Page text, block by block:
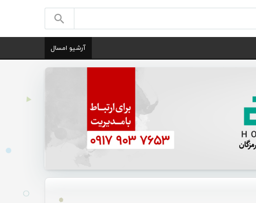
آرشیو امسال